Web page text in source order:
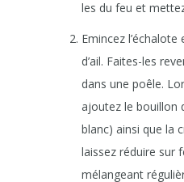
les du feu et
Emincez
d’ail. Faites-les
dans une poêle.
ajoutez le bouillon
blanc) ainsi que la
laissez réduire sur
mélangeant